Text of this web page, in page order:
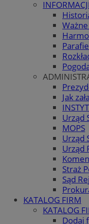
Jak
Urząd
MOPS
Urząd
Urząd
Straż
Sąd
KATALOG FIRM
KATALOG
Dodaj